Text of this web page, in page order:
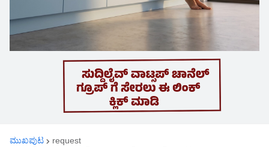
ಮುಖಪುಟ request